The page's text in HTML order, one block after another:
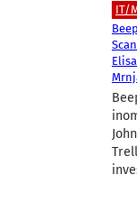
IT/